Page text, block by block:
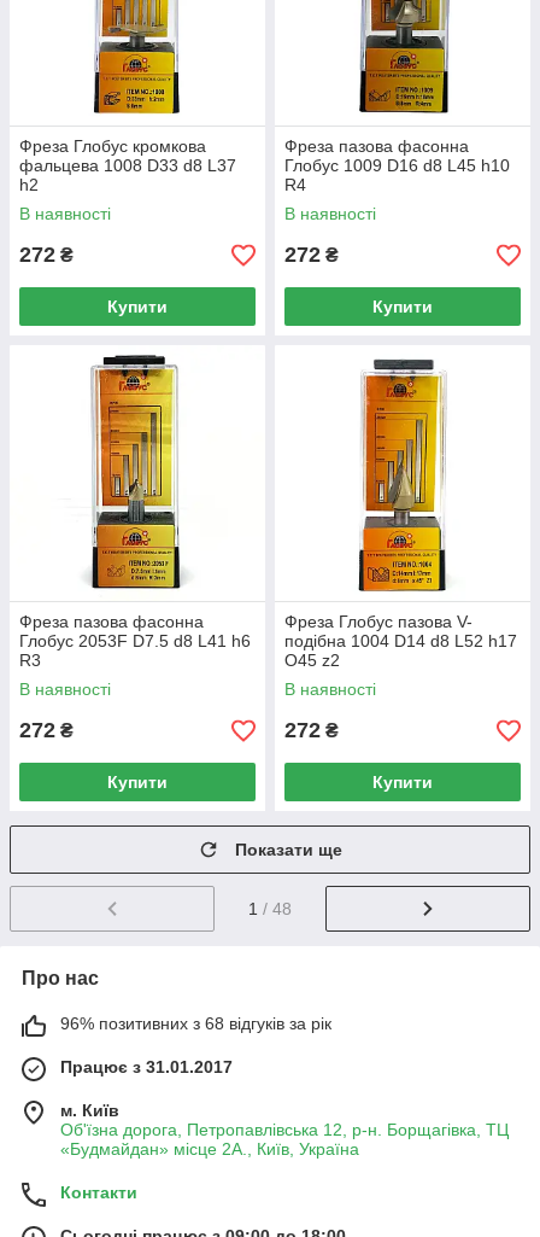
Фреза Глобус кромкова
фальцева 1008 D33 d8 L37
h2
В наявності
272 ₴
Купити
Фреза пазова фасонна
Глобус 1009 D16 d8 L45 h10
R4
В наявності
272 ₴
Купити
Фреза пазова фасонна
Глобус 2053F D7.5 d8 L41 h6
R3
В наявності
272 ₴
Купити
Фреза Глобус пазова V-
подібна 1004 D14 d8 L52 h17
O45 z2
В наявності
272 ₴
Купити
Показати ще
1 / 48
Про нас
96% позитивних з 68 відгуків за рік
Працює з 31.01.2017
м. Київ
Об'їзна дорога, Петропавлівська 12, р-н. Борщагівка, ТЦ
«Будмайдан» місце 2А., Київ, Україна
Контакти